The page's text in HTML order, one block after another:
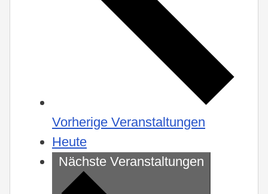
Vorherige Veranstaltungen
Heute
Nächste Veranstaltungen